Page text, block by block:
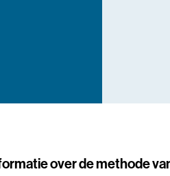
over de methode